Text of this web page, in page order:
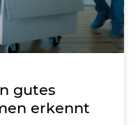
gutes
erkennt